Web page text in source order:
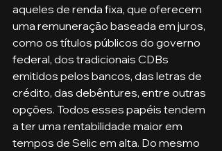
aqueles de renda fixa, que oferecem
uma remuneração baseada em juros,
como os títulos públicos do governo
federal, dos tradicionais CDBs
emitidos pelos bancos, das letras de
crédito, das debêntures, entre outras
opções. Todos esses papéis tendem
a ter uma rentabilidade maior em
tempos de Selic em alta. Do mesmo